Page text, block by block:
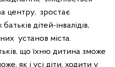
центру, зростає
батьків дітей-інвалідів,
установ міста.
що їхню дитина зможе
як і усі діти, ходити у